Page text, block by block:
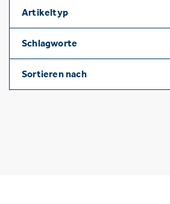
Artikeltyp
Schlagworte
Sortieren nach